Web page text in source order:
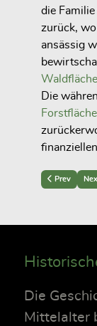
die
zurück,
ansässig
Die
Previous
Prev
Die
Mittelalter